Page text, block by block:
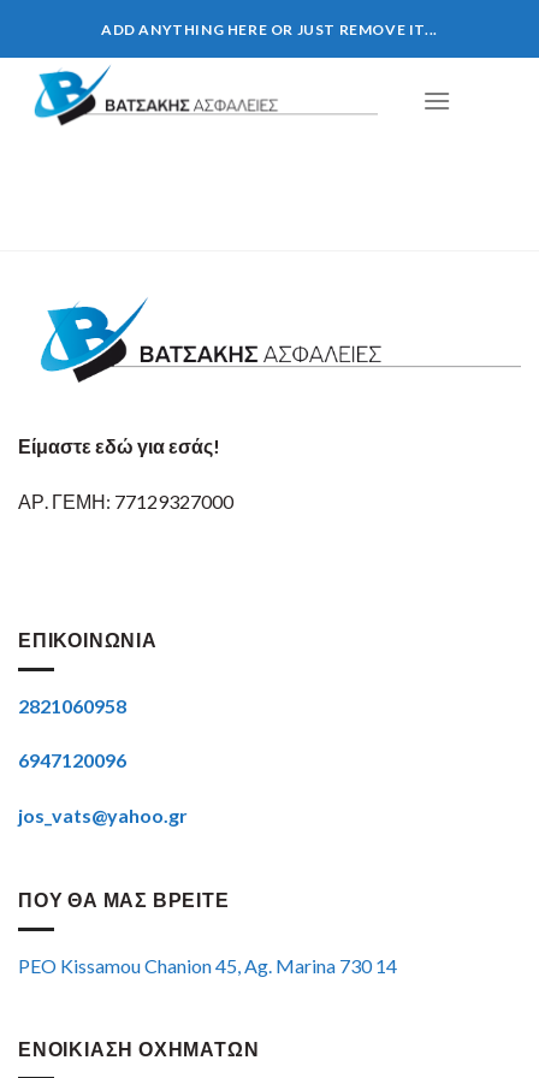
content
ADD ANYTHING HERE OR JUST REMOVE IT...
Είμαστε εδώ για εσάς!
ΑΡ. ΓΕΜΗ: 77129327000
ΕΠΙΚΟΙΝΩΝΙΑ
2821060958
6947120096
jos_vats@yahoo.gr
ΠΟΥ ΘΑ ΜΑΣ ΒΡΕΙΤΕ
PEO Kissamou Chanion 45, Ag. Marina 730 14
ΕΝΟΙΚΙΑΣΗ ΟΧΗΜΑΤΩΝ